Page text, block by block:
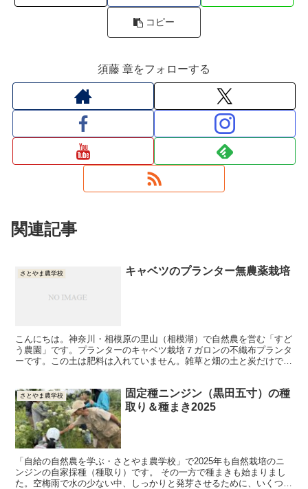
コピー
須藤 章をフォローする
関連記事
さとやま農学校 キャベツのプランター無農薬栽培
こんにちは。神奈川・相模原の里山（相模湖）で自然農を営む「すど
う農園」です。プランターのキャベツ栽培７ガロンの不織布プランタ
ーです。この土は肥料は入れていません。雑草と畑の土と炭だけで
さとやま農学校
固定種ニンジン（黒田五寸）の種
取り＆種まき2025
「自給の自然農を学ぶ・さとやま農学校」で2025年も自然栽培のニ
ンジンの自家採種（種取り）です。 その一方で種まきも始まりまし
た。空梅雨で水の少ない中、しっかりと発芽させるために、いくつか